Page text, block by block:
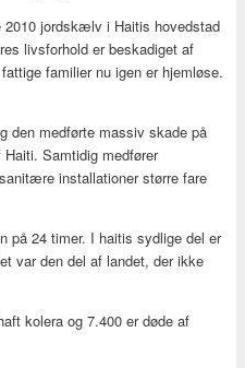
2010 jordskælv i Haitis hovedstad
livsforhold er beskadiget af
familier nu igen er hjemløse.
den medførte massiv skade på
Samtidig medfører
installationer større fare
på 24 timer. I haitis sydlige del er
var den del af landet, der ikke
kolera og 7.400 er døde af